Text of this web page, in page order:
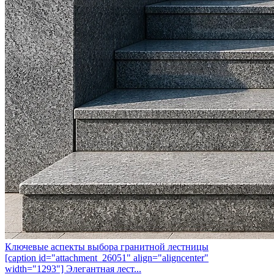
Ключевые аспекты выбора гранитной лестницы
[caption id="attachment_26051" align="aligncenter"
width="1293"] Элегантная лест...